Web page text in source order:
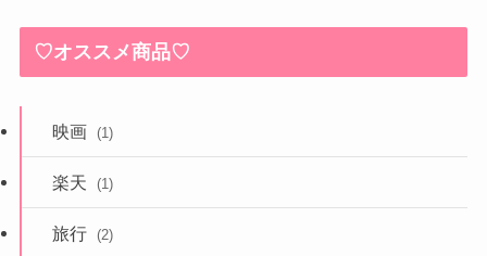
♡オススメ商品♡
映画 (1)
楽天 (1)
旅行 (2)